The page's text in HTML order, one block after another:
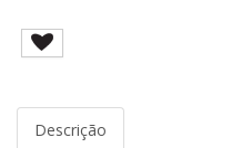
Descrição